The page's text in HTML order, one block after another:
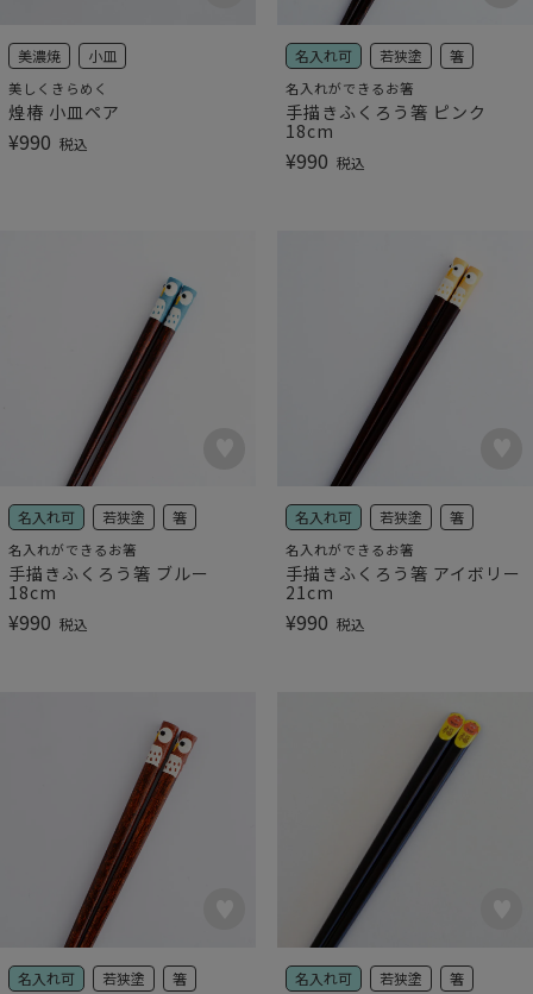
美濃焼 小皿
美しくきらめく
煌椿 小皿ペア
¥990 税込
名入れ可 若狭塗 箸
名入れができるお箸
手描きふくろう箸 ピンク
18cm
¥990 税込
名入れ可 若狭塗 箸
名入れができるお箸
手描きふくろう箸 ブルー
18cm
¥990 税込
名入れ可 若狭塗 箸
名入れができるお箸
手描きふくろう箸 アイボリー
21cm
¥990 税込
名入れ可 若狭塗 箸 名入れ可 若狭塗 箸